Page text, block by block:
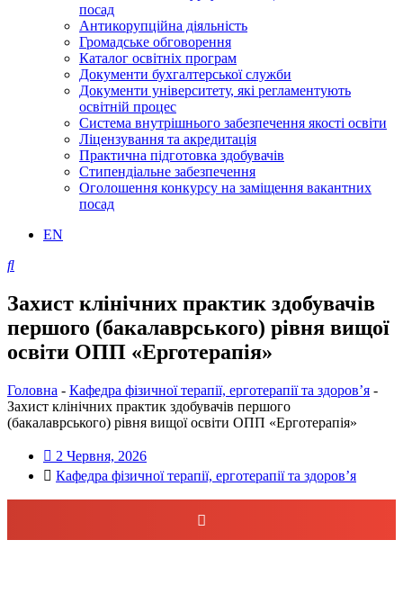
посад
Антикорупційна діяльність
Громадське обговорення
Каталог освітніх програм
Документи бухгалтерської служби
Документи університету, які регламентують
освітній процес
Система внутрішнього забезпечення якості освіти
Ліцензування та акредитація
Практична підготовка здобувачів
Стипендіальне забезпечення
Оголошення конкурсу на заміщення вакантних
посад
EN
Захист клінічних практик здобувачів
першого (бакалаврського) рівня вищої
освіти ОПП «Ерготерапія»
Головна - Кафедра фізичної терапії, ерготерапії та здоров’я -
Захист клінічних практик здобувачів першого
(бакалаврського) рівня вищої освіти ОПП «Ерготерапія»
2 Червня, 2026
Кафедра фізичної терапії, ерготерапії та здоров’я